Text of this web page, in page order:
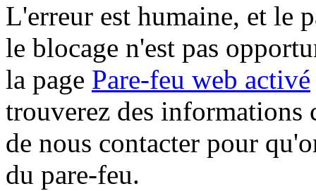
L'erreur est humaine, et le
le blocage n'est pas
la page Pare-feu web activé
trouverez des informations
de nous contacter pour
du pare-feu.